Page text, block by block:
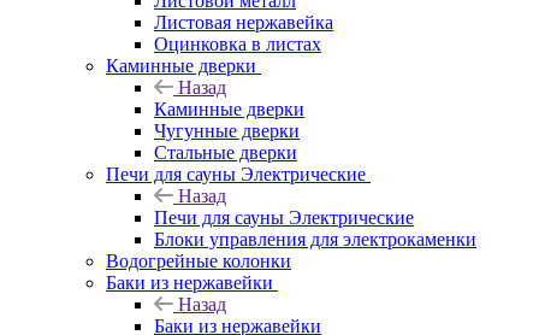
Листовая нержавейка
Оцинковка в листах
Каминные дверки
Назад
Каминные дверки
Чугунные дверки
Стальные дверки
Печи для сауны Электрические
Назад
Печи для сауны Электрические
Блоки управления для электрокаменки
Водогрейные колонки
Баки из нержавейки
Назад
Баки из нержавейки